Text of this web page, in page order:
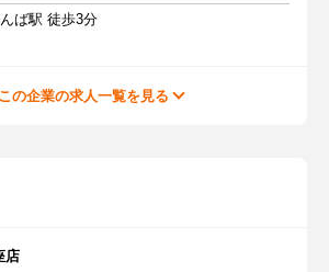
ば駅 徒歩3分
この企業の求人一覧を見る
店